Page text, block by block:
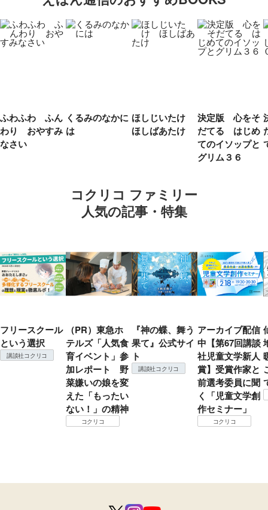
ふわふわ ふん
わり おやすみ
なさい
くるみのなかに
は
ほしじいたけ
ほしばあたけ
決定版 心をそ
だてる はじめ
てのイソップと
グリム３６
コクリコ ファミリー
人気の記事・特集
フリースクール
という選択
講談社コクリコ
（PR）東急ホ
テルズ「人気食
育イベント」参
加レポート 野
菜嫌いの娘を変
えた「もったい
ない！」の精神
コクリコ
『神の蝶、舞う
果て』公式サイ
ト
講談社コクリコ
アーカイブ配信
中【第67回講談
社児童文学新人
賞】受賞作家と
前選考委員に聞
く「児童文学創
作セミナー」
コクリコ